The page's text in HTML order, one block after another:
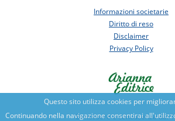
Questo sito utilizza cookies per
Continuando nella navigazione consentirai
Informazioni societarie
Diritto di reso
Disclaimer
Privacy Policy
Benessere e conoscenza dal